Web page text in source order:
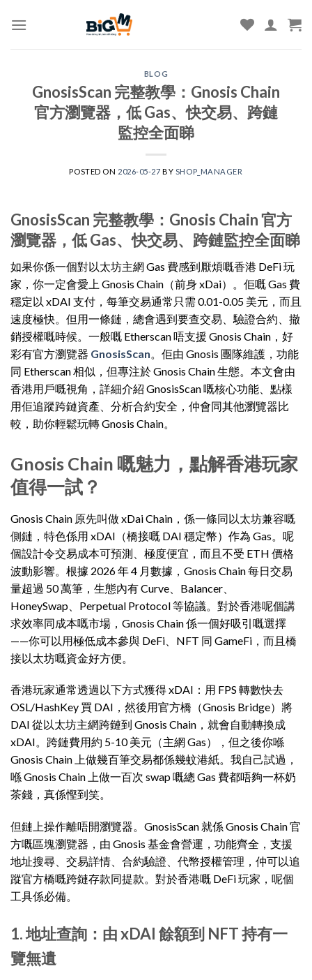
BLOG
GnosisScan 完整教學：Gnosis Chain
官方瀏覽器，低 Gas、快交易、跨鏈
監控全面睇
POSTED ON 2026-05-27 BY SHOP_MANAGER
GnosisScan 完整教學：Gnosis Chain 官方
瀏覽器，低 Gas、快交易、跨鏈監控全面睇
如果你係一個對以太坊主網 Gas 費感到厭煩嘅香港 DeFi 玩
家，你一定會愛上 Gnosis Chain（前身 xDai）。佢嘅 Gas 費
穩定以 xDAI 支付，每筆交易通常只需 0.01-0.05 美元，而且
速度極快。但用一條鏈，總會遇到要查交易、驗證合約、撤
銷授權嘅時候。一般嘅 Etherscan 唔支援 Gnosis Chain，好
彩有官方瀏覽器 GnosisScan 。佢由 Gnosis 團隊維護，功能
同 Etherscan 相似，但專注於 Gnosis Chain 生態。本文會由
香港用戶嘅視角，詳細介紹 GnosisScan 嘅核心功能、點樣
用佢追蹤跨鏈資產、分析合約安全，仲會同其他瀏覽器比
較，助你輕鬆玩轉 Gnosis Chain。
Gnosis Chain 嘅魅力，點解香港玩家
值得一試？
Gnosis Chain 原先叫做 xDai Chain，係一條同以太坊兼容嘅
側鏈，特色係用 xDAI（橋接嘅 DAI 穩定幣）作為 Gas。呢
個設計令交易成本可預測、極度便宜，而且不受 ETH 價格
波動影響。根據 2026 年 4 月數據，Gnosis Chain 每日交易
量超過 50 萬筆，生態內有 Curve、Balancer、
HoneySwap、Perpetual Protocol 等協議。對於香港呢個講
求效率同成本嘅市場，Gnosis Chain 係一個好吸引嘅選擇
——你可以用極低成本參與 DeFi、NFT 同 GameFi，而且橋
接以太坊嘅資金好方便。
香港玩家通常透過以下方式獲得 xDAI：用 FPS 轉數快去
OSL/HashKey 買 DAI，然後用官方橋（Gnosis Bridge）將
DAI 從以太坊主網跨鏈到 Gnosis Chain，就會自動轉換成
xDAI。跨鏈費用約 5-10 美元（主網 Gas），但之後你喺
Gnosis Chain 上做幾百筆交易都係幾蚊港紙。我自己試過，
喺 Gnosis Chain 上做一百次 swap 嘅總 Gas 費都唔夠一杯奶
茶錢，真係慳到笑。
但鏈上操作離唔開瀏覽器。GnosisScan 就係 Gnosis Chain 官
方嘅區塊瀏覽器，由 Gnosis 基金會營運，功能齊全，支援
地址搜尋、交易詳情、合約驗證、代幣授權管理，仲可以追
蹤官方橋嘅跨鏈存款同提款。對於香港嘅 DeFi 玩家，呢個
工具係必備。
1. 地址查詢：由 xDAI 餘額到 NFT 持有一
覽無遺